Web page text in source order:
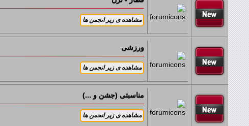
ورزشی
مناسبتی (جشن و ...)